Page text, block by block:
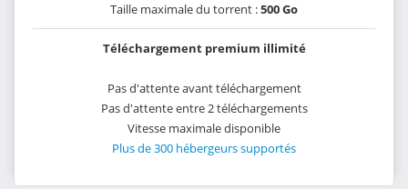
Taille maximale du torrent :500 Go
Téléchargement premium illimité
Pas d'attente avant téléchargement
Pas d'attente entre 2 téléchargements
Vitesse maximale disponible
Plus de 300 hébergeurs supportés